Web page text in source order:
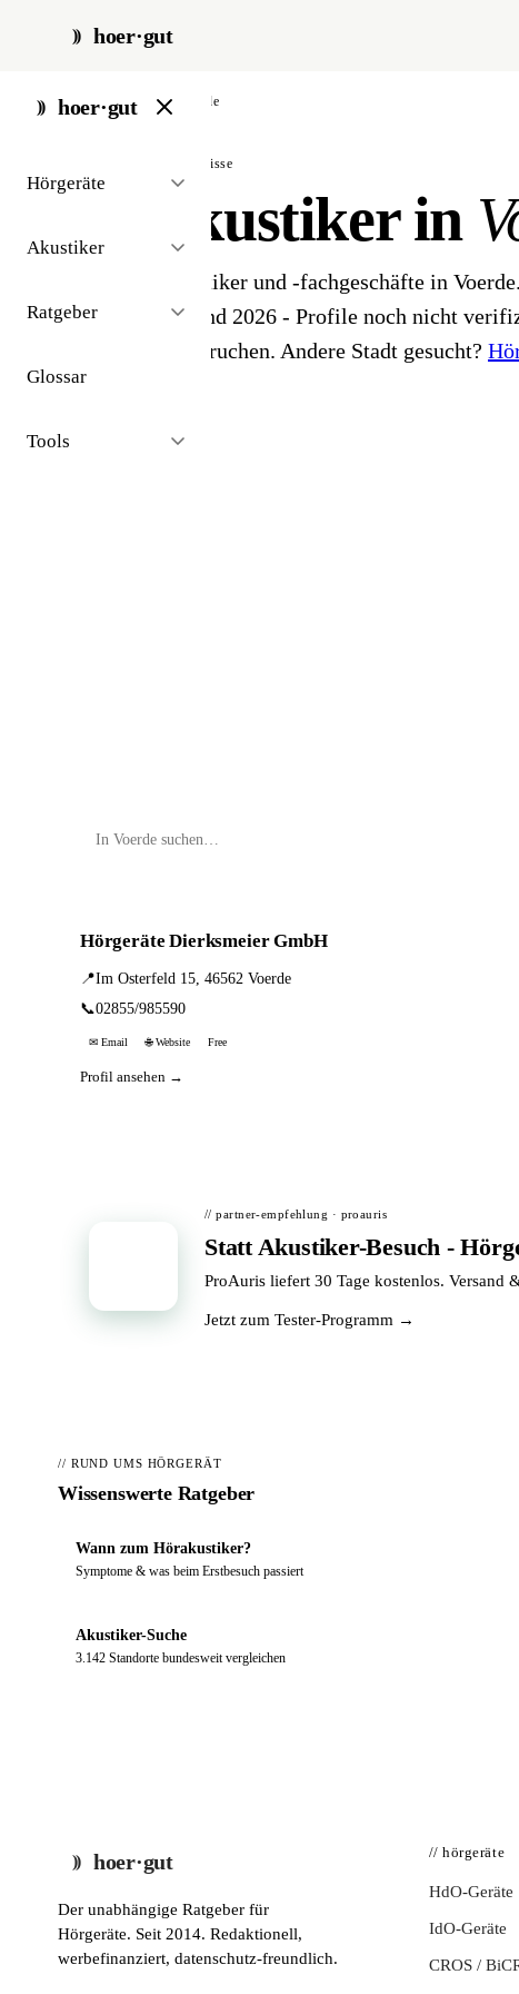
hoer·gut
hoer·gut
Hörgeräte
Akustiker
Ratgeber
Glossar
Tools
start / akustiker / voerde
// stadt · voerde · 1 ergebnisse
Hörakustiker in
1 Hörgeräteakustiker und -fachgeschäfte in
Akustiker-Bestand 2026 - Profile noch nicht
ihr Profil beanspruchen. Andere Stadt gesucht?
finden
Hörgeräte Dierksmeier GmbH
📍Im Osterfeld 15, 46562 Voerde
📞02855/985590
✉ Email 🌐 Website Free
Profil ansehen →
// partner-empfehlung · proauris
Statt Akustiker-Besuch -
ProAuris liefert 30 Tage kostenlos. Versand
Jetzt zum Tester-Programm →
// RUND UMS HÖRGERÄT
Wissenswerte Ratgeber
Wann zum Hörakustiker?
Symptome & was beim Erstbesuch passiert
Akustiker-Suche
3.142 Standorte bundesweit vergleichen
hoer·gut
Der unabhängige Ratgeber für
Hörgeräte. Seit 2014. Redaktionell,
werbefinanziert, datenschutz-freundlich.
// hörgeräte
HdO-Geräte
IdO-Geräte
CROS /